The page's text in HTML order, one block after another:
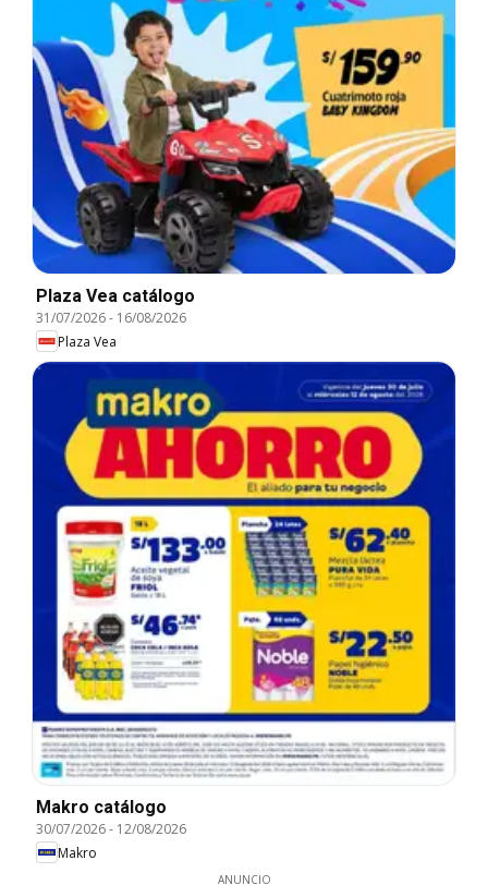
Plaza Vea catálogo
31/07/2026- 16/08/2026
Plaza Vea
Makro catálogo
30/07/2026- 12/08/2026
Makro
ANUNCIO